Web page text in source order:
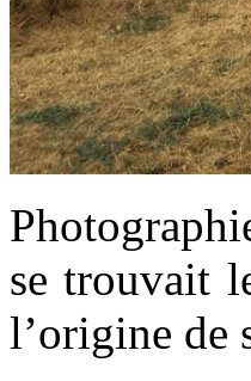
se trouvait
l’origine de